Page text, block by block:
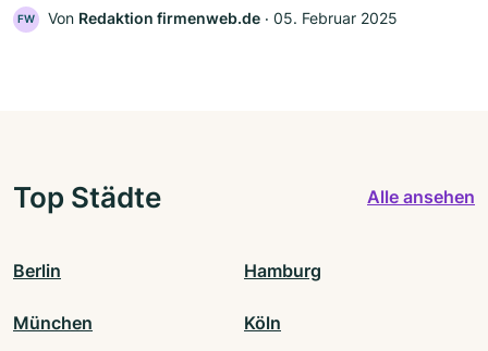
FW Von Redaktion firmenweb.de ‧ 05. Februar 2025
Top Städte Alle ansehen
Berlin Hamburg
München Köln